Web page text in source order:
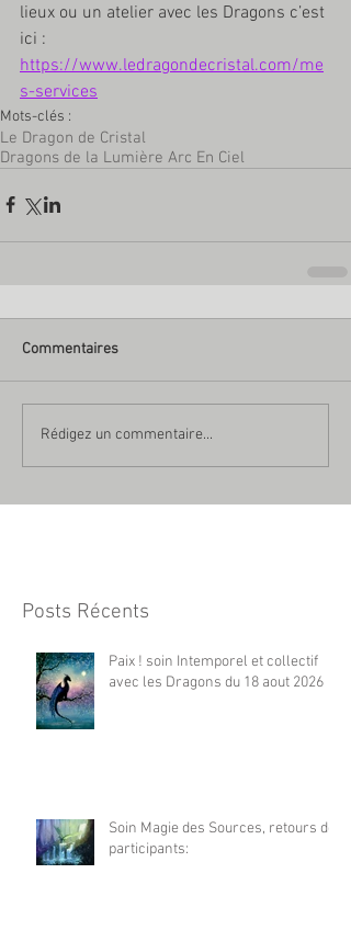
lieux ou un atelier avec les Dragons c’est
ici :
https://www.ledragondecristal.com/me
s-services
Mots-clés :
Le Dragon de Cristal
Dragons de la Lumière Arc En Ciel
Commentaires
Rédigez un commentaire...
Posts Récents
Paix ! soin Intemporel et collectif
avec les Dragons du 18 aout 2026
Soin Magie des Sources, retours de
participants: